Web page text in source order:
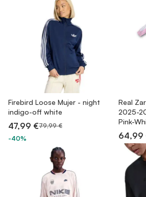
Firebird Loose Mujer - night
indigo-off white
47,99 €79,99 €
-40%
Real
2025-
Pink-
64,99